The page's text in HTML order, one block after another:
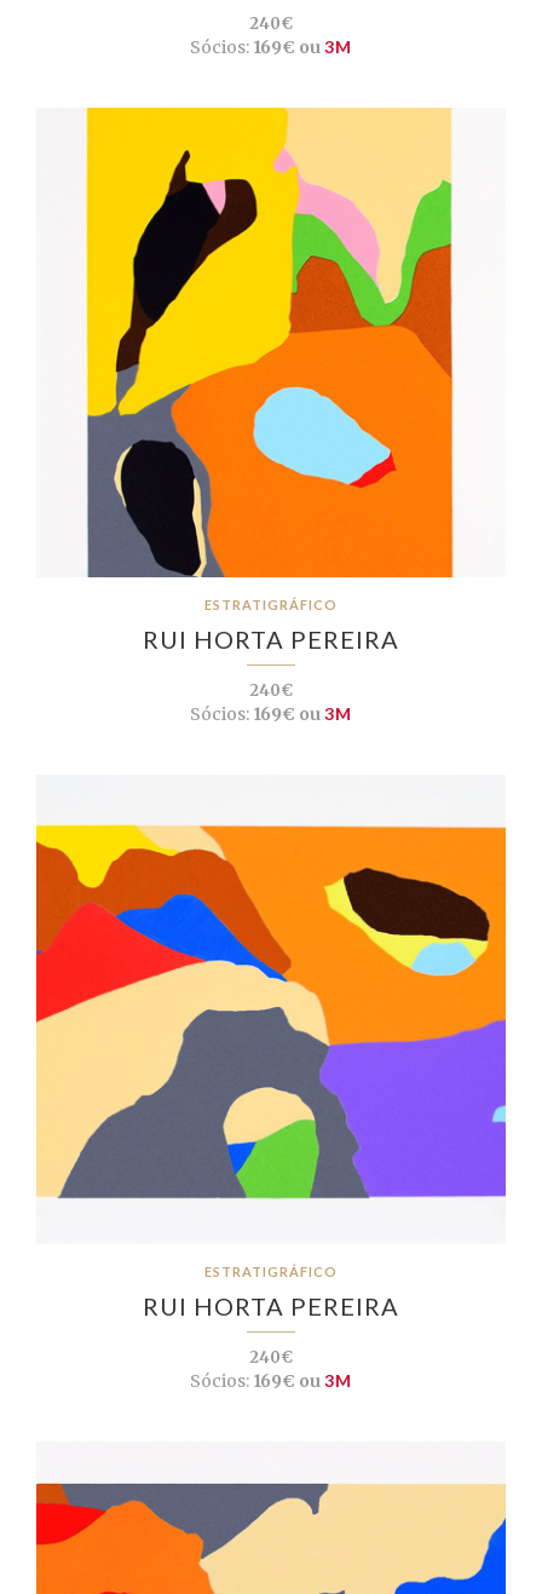
240€
Sócios: 169€ ou 3M
ESTRATIGRÁFICO
RUI HORTA PEREIRA
240€
Sócios: 169€ ou 3M
ESTRATIGRÁFICO
RUI HORTA PEREIRA
240€
Sócios: 169€ ou 3M